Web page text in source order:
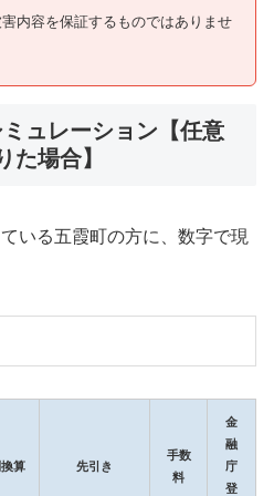
内容を保証するものではありませ
ュレーション【任意
た場合】
いる五霞町の方に、数字で現
算 先引き
手数
料
金
融
庁
登